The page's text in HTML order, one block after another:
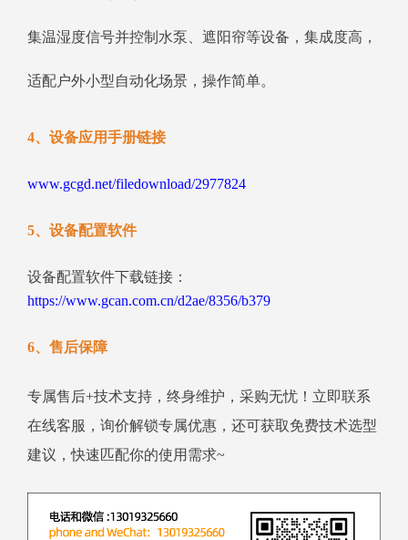
集温湿度信号并控制水泵、遮阳帘等设备，集成度高，
适配户外小型自动化场景，操作简单。
4、设备应用手册链接
www.gcgd.net/filedownload/2977824
5、设备配置软件
设备配置软件下载链接：
https://www.gcan.com.cn/d2ae/8356/b379
6、售后保障
专属售后+技术支持，终身维护，采购无忧！立即联系
在线客服，询价解锁专属优惠，还可获取免费技术选型
建议，快速匹配你的使用需求~